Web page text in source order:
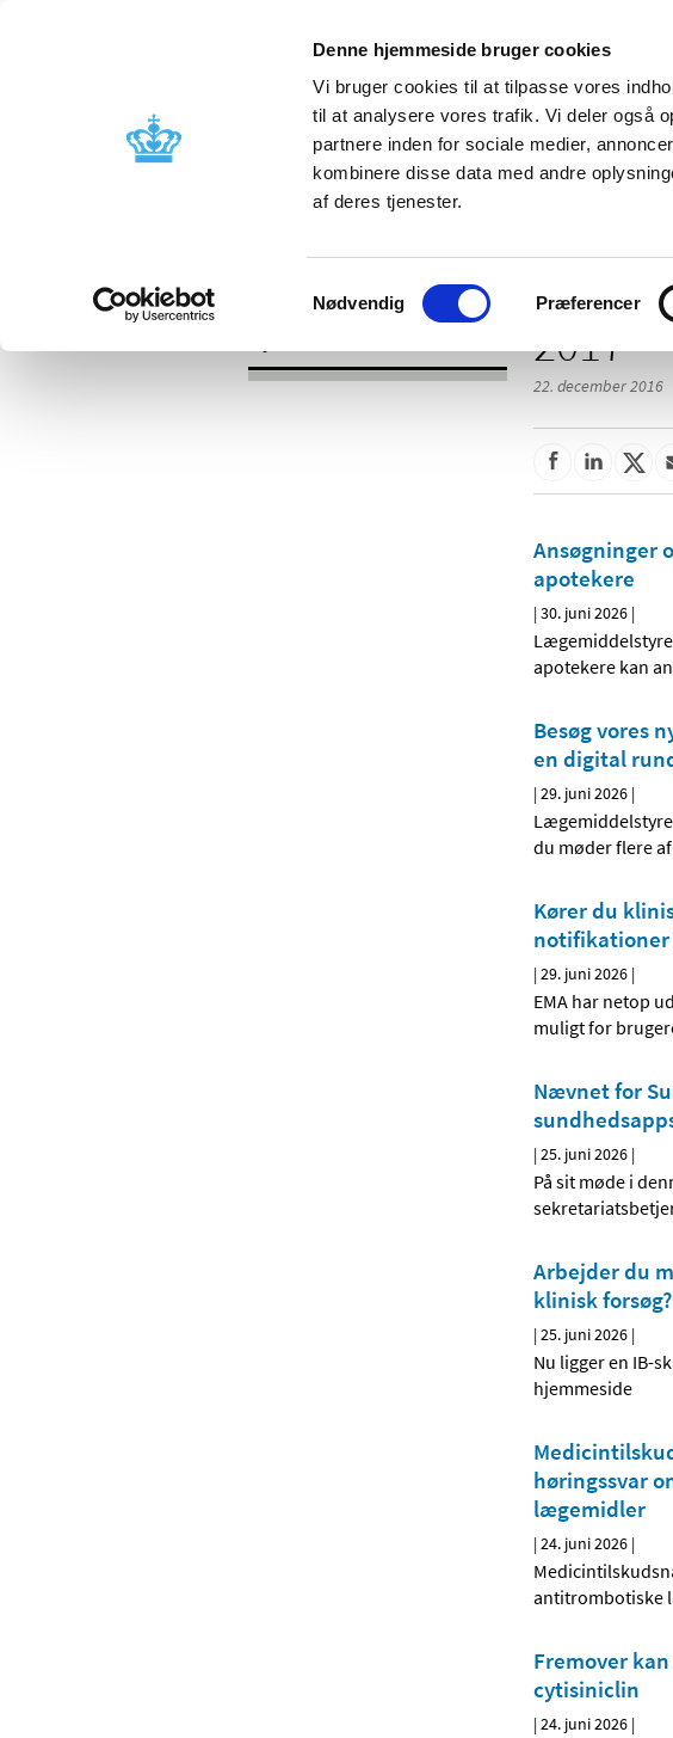
Denne hjemmeside bruger cookies
Vi bruger cookies til at tilpasse vores
til at analysere vores trafik. Vi deler også
partnere inden for sociale medier,
kombinere disse data med andre
af deres tjenester.
Samtykkevalg
Nødvendig Præferencer
Godkendelse og
Bivirkninger og
produktinformation
2017
22. december 2016
Ansøgninger
apotekere
|30. juni 2026 |
apotekere kan
Besøg vores
en digital
|29. juni 2026 |
du møder flere
Kører du
notifikationer
|29. juni 2026 |
EMA har netop
muligt for
Nævnet for
|25. juni 2026 |
På sit møde i
Arbejder du
klinisk forsøg?
|25. juni 2026 |
Nu ligger en IB-
hjemmeside
høringssvar
lægemidler
|24. juni 2026 |
antitrombotiske
Fremover
cytisiniclin
|24. juni 2026 |